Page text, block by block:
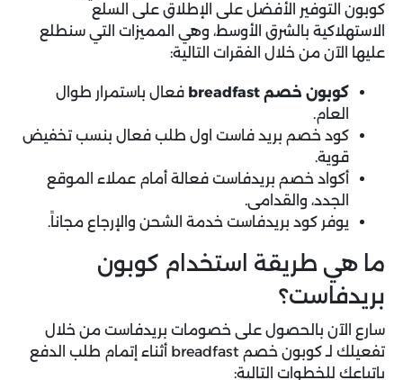
كوبون التوفير الأفضل على الإطلاق على السلع
الاستهلاكية بالشرق الأوسط، وهي المميزات التي سنطلع
عليها الآن من خلال الفقرات التالية:
كوبون خصم breadfast
فعال باستمرار طوال
العام.
كود خصم بريد فاست اول طلب فعال بنسب تخفيض
قوية.
أكواد خصم بريدفاست فعالة أمام عملاء الموقع
الجدد، والقدامى.
يوفر كود بريدفاست خدمة الشحن والإرجاع مجاناً.
ما هي طريقة استخدام كوبون
بريدفاست؟
سارع الآن بالحصول على خصومات بريدفاست من خلال
تفعيلك لـ كوبون خصم breadfast أثناء إتمام طلب الدفع
باتباعك للخطوات التالية: